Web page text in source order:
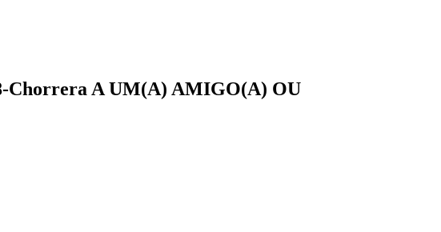
Chorrera A UM(A) AMIGO(A) OU